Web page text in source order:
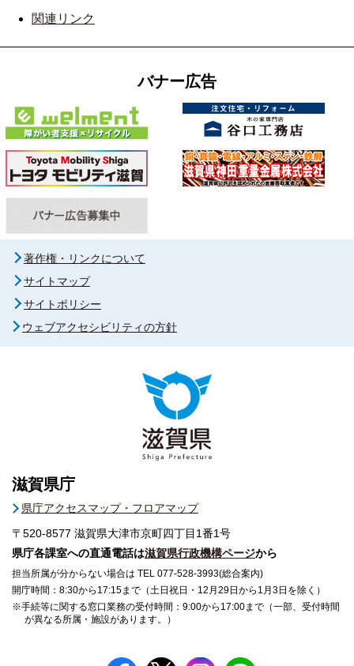
関連リンク
バナー広告
著作権・リンクについて
サイトマップ
サイトポリシー
ウェブアクセシビリティの方針
滋賀県庁
県庁アクセスマップ・フロアマップ
〒520-8577 滋賀県大津市京町四丁目1番1号
県庁各課室への直通電話は滋賀県行政機構ページから
担当所属が分からない場合は TEL 077-528-3993(総合案内)
開庁時間：8:30から17:15まで（土日祝日・12月29日から1月3日を除く）
※手続等に関する窓口業務の受付時間：9:00から17:00まで（一部、受付時間
が異なる所属・施設があります。）